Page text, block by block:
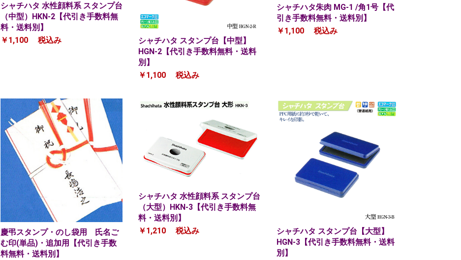
シャチハタ 水性顔料系 スタンプ台
（中型）HKN-2【代引き手数料無
料・送料別】
￥1,100
税込み
シャチハタ スタンプ台【中型】
HGN-2【代引き手数料無料・送料
別】
￥1,100
税込み
シャチハタ朱肉 MG-1 /角1号【代
引き手数料無料・送料別】
￥1,100
税込み
慶弔スタンプ・のし袋用 氏名ご
む印(単品)・追加用【代引き手数
料無料・送料別】
シャチハタ 水性顔料系 スタンプ台
（大型）HKN-3【代引き手数料無
料・送料別】
￥1,210
税込み
シャチハタ スタンプ台【大型】
HGN-3【代引き手数料無料・送料
別】